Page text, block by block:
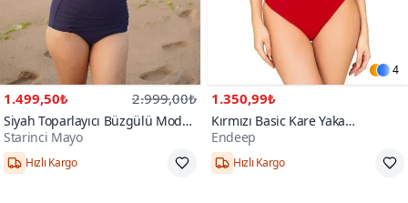
1.499,50₺ 2.999,00₺
Siyah Toparlayıcı Büzgülü Model
Nilüfer Desen Bikini Takım
Starinci Mayo
38,40,42,44,46,48
4
1.350,99₺
Kırmızı Basic Kare Yaka
Toparlayıcı Yüzücü Mayo
Endeep
38,40,42,44